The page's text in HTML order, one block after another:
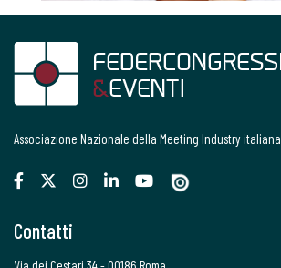
Associazione Nazionale della Meeting Industry italiana
Contatti